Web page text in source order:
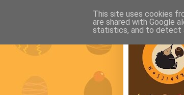
This site uses cookies
are shared with Google
statistics, and to detect